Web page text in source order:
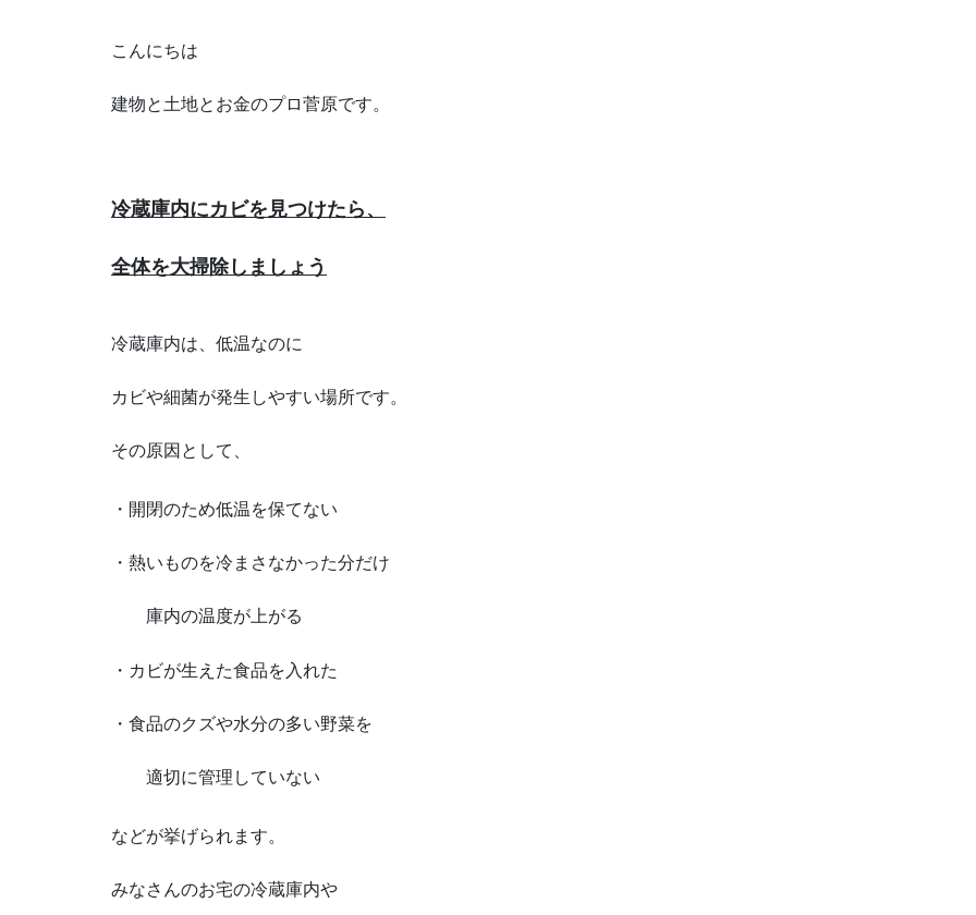
こんにちは
建物と土地とお金のプロ菅原です。
冷蔵庫内にカビを見つけたら、
全体を大掃除しましょう
冷蔵庫内は、低温なのに
カビや細菌が発生しやすい場所です。
その原因として、
・開閉のため低温を保てない
・熱いものを冷まさなかった分だけ
庫内の温度が上がる
・カビが生えた食品を入れた
・食品のクズや水分の多い野菜を
適切に管理していない
などが挙げられます。
みなさんのお宅の冷蔵庫内や